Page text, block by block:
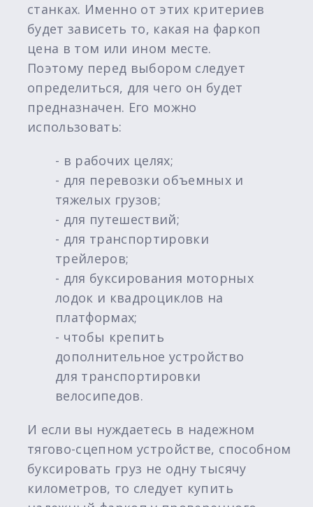
станках. Именно от этих критериев
будет зависеть то, какая на фаркоп
цена в том или ином месте.
Поэтому перед выбором следует
определиться, для чего он будет
предназначен. Его можно
использовать:
- в рабочих целях;
- для перевозки объемных и
тяжелых грузов;
- для путешествий;
- для транспортировки
трейлеров;
- для буксирования моторных
лодок и квадроциклов на
платформах;
- чтобы крепить
дополнительное устройство
для транспортировки
велосипедов.
И если вы нуждаетесь в надежном
тягово-сцепном устройстве, способном
буксировать груз не одну тысячу
километров, то следует купить